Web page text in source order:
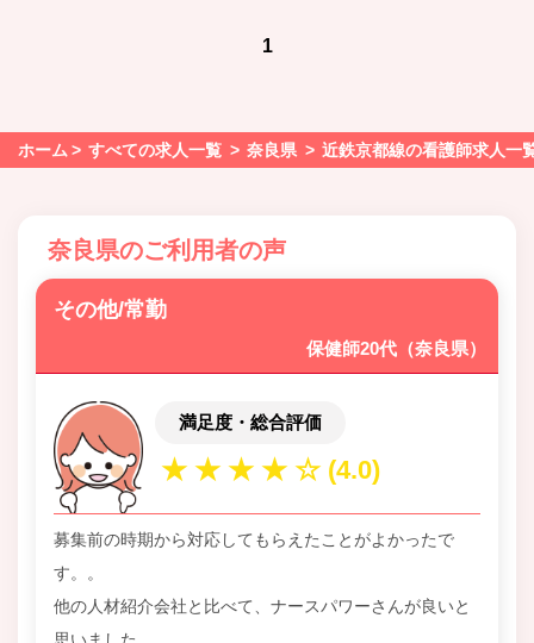
1
ホーム すべての求人一覧 奈良県 近鉄京都線の看護師求人一
奈良県のご利用者の声
その他/常勤
保健師20代（奈良県）
満足度・総合評価
募集前の時期から対応してもらえたことがよかったで
す。。
他の人材紹介会社と比べて、ナースパワーさんが良いと
思いました。